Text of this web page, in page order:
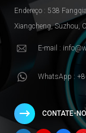
Endereço : 538
Xiangcheng, Suzhou,
E-mail :
WhatsApp :
CONTATE-